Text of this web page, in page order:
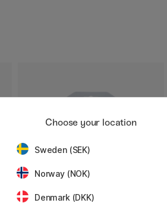
Choose your location
Sweden (SEK)
Norway (NOK)
Denmark (DKK)